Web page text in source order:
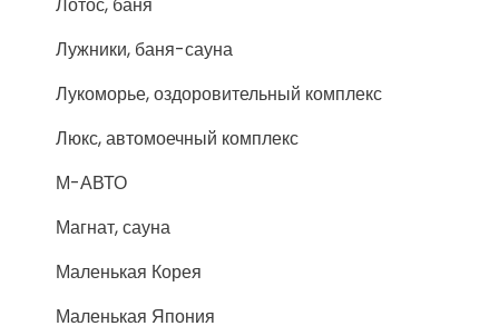
Лужники, баня-сауна
Лукоморье, оздоровительный комплекс
Люкс, автомоечный комплекс
М-АВТО
Магнат, сауна
Маленькая Корея
Маленькая Япония